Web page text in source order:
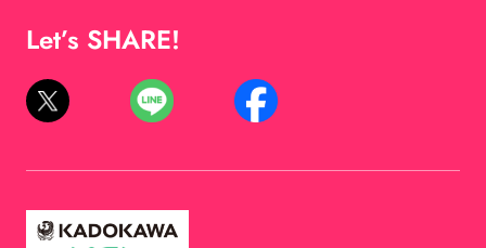
Let’s SHARE!